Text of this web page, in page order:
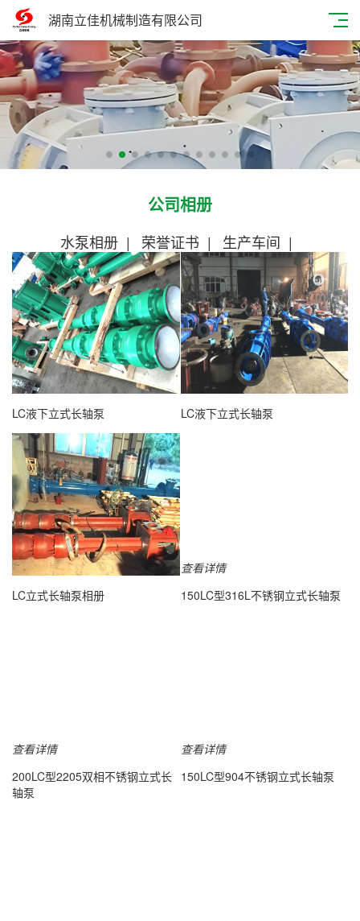
湖南立佳机械制造有限公司
公司相册
水泵相册| 荣誉证书 | 生产车间 |
查看详情
LC液下立式长轴泵
查看详情
LC液下立式长轴泵
查看详情
LC立式长轴泵相册
查看详情
150LC型316L不锈钢立式长轴泵
查看详情
200LC型2205双相不锈钢立式长
轴泵
查看详情
150LC型904不锈钢立式长轴泵